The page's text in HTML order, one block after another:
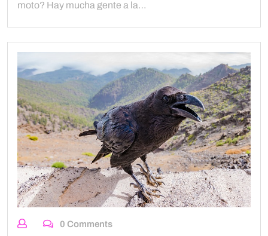
moto? Hay mucha gente a la…
0 Comments